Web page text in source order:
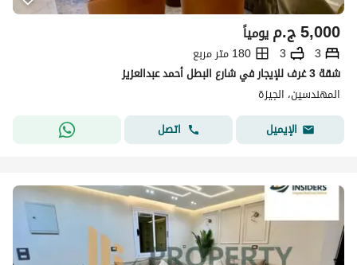
ج.م5,000 يومياً
3
3
180 متر مربع
شقة 3 غرف للإيجار في شارع البطل أحمد عبدالعزيز
المهندسين، الجيزة
الإيميل
اتصل